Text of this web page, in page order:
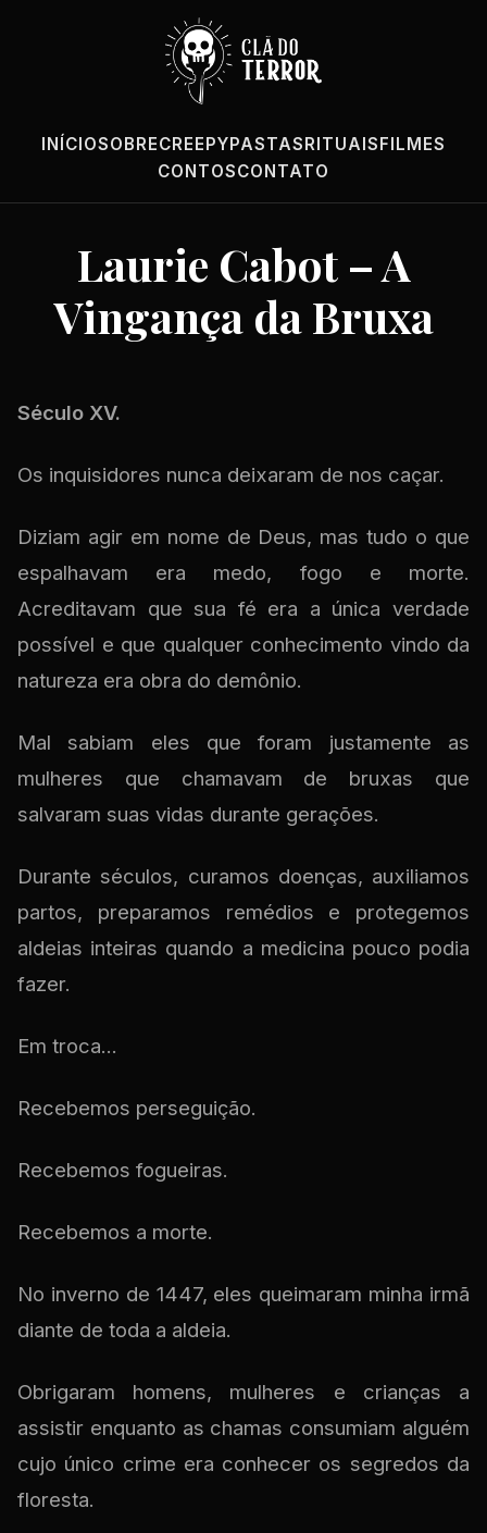
INÍCIOSOBRECREEPYPASTASRITUAISFILMES
CONTOSCONTATO
Laurie Cabot – A
Vingança da Bruxa
Século XV.
Os inquisidores nunca deixaram de nos caçar.
Diziam agir em nome de Deus, mas tudo o que
espalhavam era medo, fogo e morte.
Acreditavam que sua fé era a única verdade
possível e que qualquer conhecimento vindo da
natureza era obra do demônio.
Mal sabiam eles que foram justamente as
mulheres que chamavam de bruxas que
salvaram suas vidas durante gerações.
Durante séculos, curamos doenças, auxiliamos
partos, preparamos remédios e protegemos
aldeias inteiras quando a medicina pouco podia
fazer.
Em troca...
Recebemos perseguição.
Recebemos fogueiras.
Recebemos a morte.
No inverno de 1447, eles queimaram minha irmã
diante de toda a aldeia.
Obrigaram homens, mulheres e crianças a
assistir enquanto as chamas consumiam alguém
cujo único crime era conhecer os segredos da
floresta.